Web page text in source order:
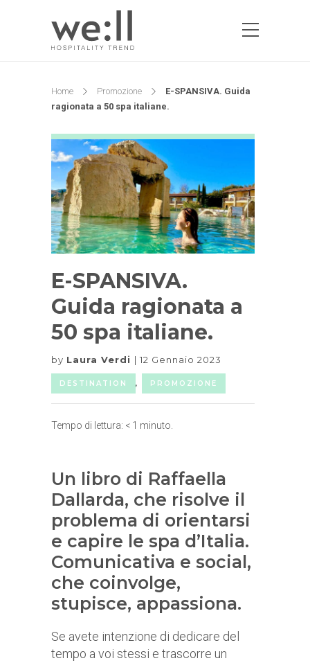
Home Promozione
E-SPANSIVA. Guida
ragionata a 50 spa italiane.
E-SPANSIVA.
Guida ragionata a
50 spa italiane.
by Laura Verdi 12 Gennaio 2023
DESTINATION , PROMOZIONE
Tempo di lettura: < 1 minuto.
Un libro di Raffaella
Dallarda, che risolve il
problema di orientarsi
e capire le spa d’Italia.
Comunicativa e social,
che coinvolge,
stupisce, appassiona.
Se avete intenzione di dedicare del
tempo a voi stessi e trascorre un